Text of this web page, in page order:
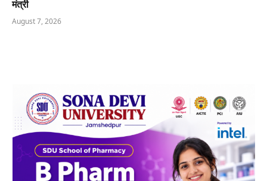
मंत्री
August 7, 2026